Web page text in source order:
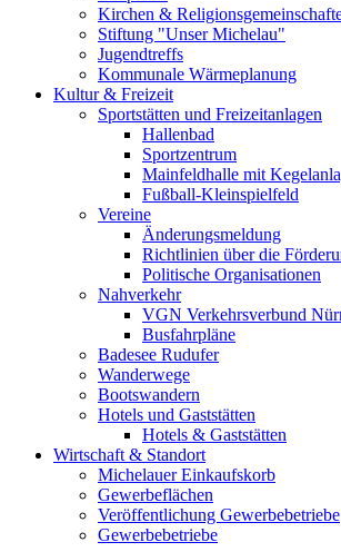
Kirchen &
Stiftung "Unser Michelau"
Jugendtreffs
Kommunale Wärmeplanung
Kultur & Freizeit
Sportstätten und Freizeitanlagen
Hallenbad
Sportzentrum
Mainfeldhalle mit
Fußball-Kleinspielfeld
Vereine
Änderungsmeldung
Richtlinien über die
Politische Organisationen
Nahverkehr
VGN Verkehrsverbund
Busfahrpläne
Badesee Rudufer
Wanderwege
Bootswandern
Hotels und Gaststätten
Hotels & Gaststätten
Wirtschaft & Standort
Michelauer Einkaufskorb
Gewerbeflächen
Veröffentlichung Gewerbebetriebe
Gewerbebetriebe